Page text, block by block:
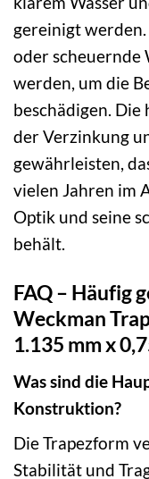
gereinigt
oder scheuernde
werden, um die
beschädigen.
der Verzinkung
gewährleisten,
vielen Jahren im
Optik und seine
behält.
FAQ – Häufig
Weckman
1.135 mm x
Was sind die
Konstruktion?
Die Trapezform
Stabilität und